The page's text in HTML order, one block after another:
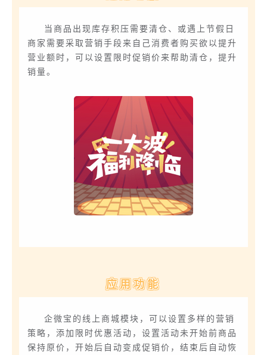
当商品出现库存积压需要清仓、或遇上节假日
商家需要采取营销手段来自己消费者购买欲以提升
营业额时，可以设置限时促销价来帮助清仓，提升
销量。
应用功能
企微宝的线上商城模块，可以设置多样的营销
策略，添加限时优惠活动，设置活动未开始前商品
保持原价，开始后自动变成促销价，结束后自动恢